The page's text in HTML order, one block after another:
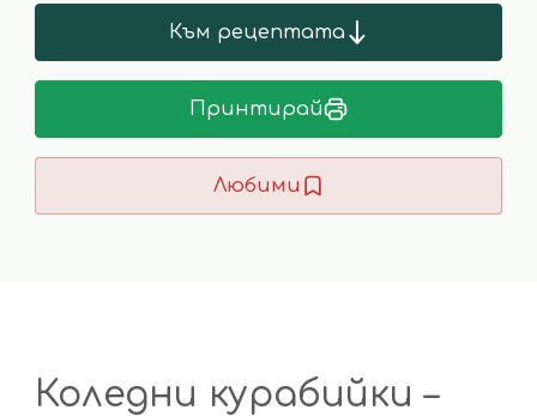
Към рецептата
Принтирай
Любими
Коледни курабийки –